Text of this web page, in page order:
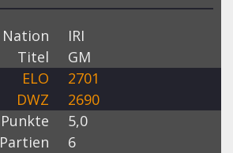
Nation
IRI
Titel
GM
ELO
2701
DWZ
2690
Punkte
5,0
Partien
6